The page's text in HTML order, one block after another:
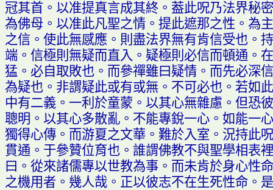
冠其首。 以准提真言成其終。葢此呪乃法界秘
為佛母。 以准此凡聖之情。 提此遮那之性 。 為
之信。 使此無感應。 則盡法界無有肯信受也。 持
端。 信極則無疑而直入 。 疑極則必信而頓通 。
猛。 必自取敗也。 而參禪雖曰疑情。 而先必深
為疑也。 非謂疑此或有或無。 不可必也。 若如
中有二義。 一利於童蒙 。 以其心無雜慮 。 但恐
聰明 。 以其心多散亂。 不能專銳一心。 如能一心
獨得心傳。 而游夏之文華。 難於入室 。 況持此
貫通 。 于參贊位育也。 誰謂佛教不與聖學相表裡
曰 。 從來諸儒專以世教為事。 而未肯於身心性
之機用者。 幾人哉。 正以彼志不在生死性命。